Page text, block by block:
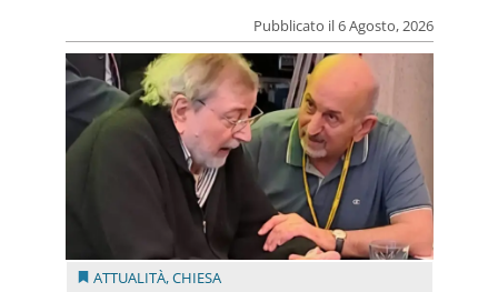
Pubblicato il 6 Agosto, 2026
ATTUALITÀ,CHIESA